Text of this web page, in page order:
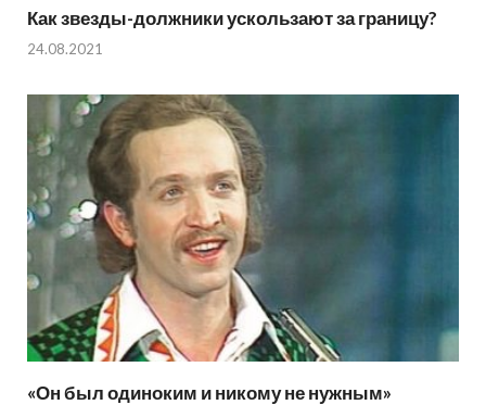
Как звезды-должники ускользают за границу?
24.08.2021
«Он был одиноким и никому не нужным»